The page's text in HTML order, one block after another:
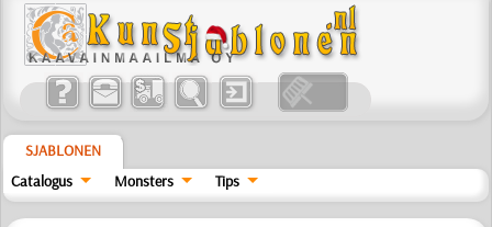
SJABLONEN
Catalogus
Monsters Tips